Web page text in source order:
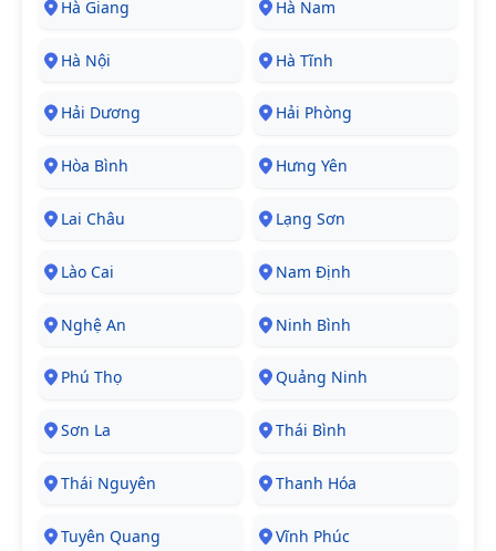
Hà Giang Hà Nam
Hà Nội Hà Tĩnh
Hải Dương Hải Phòng
Hòa Bình Hưng Yên
Lai Châu Lạng Sơn
Lào Cai Nam Định
Nghệ An Ninh Bình
Phú Thọ Quảng Ninh
Sơn La Thái Bình
Thái Nguyên Thanh Hóa
Tuyên Quang Vĩnh Phúc